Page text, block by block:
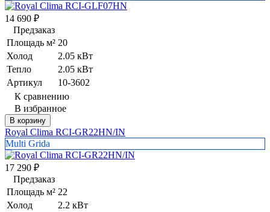
14 690 ₽
Предзаказ
Площадь м² 20
Холод
2.05 кВт
Тепло
2.05 кВт
Артикул
10-3602
К сравнению
В избранное
В корзину
Royal Clima RCI-GR22HN/IN
Multi Grida
17 290 ₽
Предзаказ
Площадь м² 22
Холод
2.2 кВт